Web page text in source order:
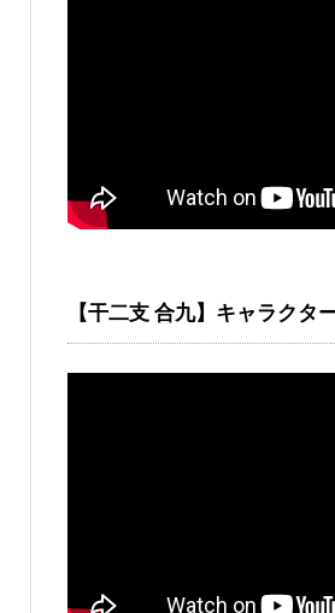
【干二支 合九】キャラクタ